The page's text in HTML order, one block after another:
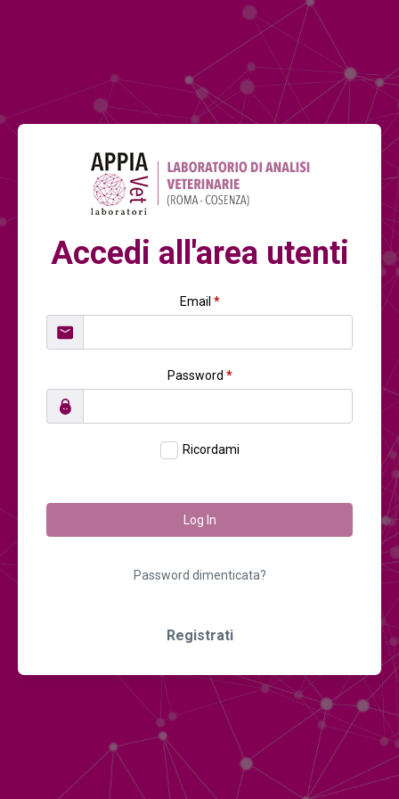
Accedi all'area utenti
Email *
Password *
Ricordami
Log In
Password dimenticata?
Registrati